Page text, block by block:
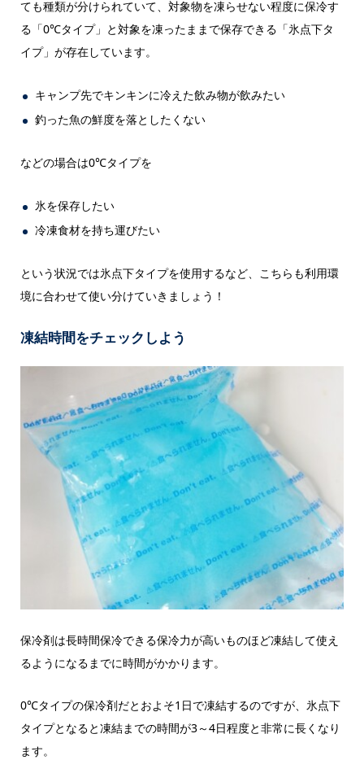
ても種類が分けられていて、対象物を凍らせない程度に保冷す
る「0℃タイプ」と対象を凍ったままで保存できる「氷点下タ
イプ」が存在しています。
キャンプ先でキンキンに冷えた飲み物が飲みたい
釣った魚の鮮度を落としたくない
などの場合は0℃タイプを
氷を保存したい
冷凍食材を持ち運びたい
という状況では氷点下タイプを使用するなど、こちらも利用環
境に合わせて使い分けていきましょう！
凍結時間をチェックしよう
保冷剤は長時間保冷できる保冷力が高いものほど凍結して使え
るようになるまでに時間がかかります。
0℃タイプの保冷剤だとおよそ1日で凍結するのですが、氷点下
タイプとなると凍結までの時間が3～4日程度と非常に長くなり
ます。